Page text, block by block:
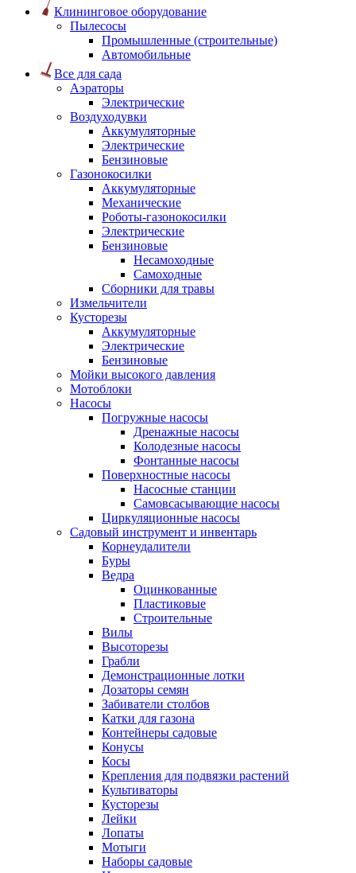
Клининговое оборудование
Пылесосы
Промышленные (строительные)
Автомобильные
Все для сада
Аэраторы
Электрические
Воздуходувки
Аккумуляторные
Электрические
Бензиновые
Газонокосилки
Аккумуляторные
Механические
Роботы-газонокосилки
Электрические
Бензиновые
Несамоходные
Самоходные
Сборники для травы
Измельчители
Кусторезы
Аккумуляторные
Электрические
Бензиновые
Мойки высокого давления
Мотоблоки
Насосы
Погружные насосы
Дренажные насосы
Колодезные насосы
Фонтанные насосы
Поверхностные насосы
Насосные станции
Самовсасывающие насосы
Циркуляционные насосы
Садовый инструмент и инвентарь
Корнеудалители
Буры
Ведра
Оцинкованные
Пластиковые
Строительные
Вилы
Высоторезы
Грабли
Демонстрационные лотки
Дозаторы семян
Забиватели столбов
Катки для газона
Контейнеры садовые
Конусы
Косы
Крепления для подвязки растений
Культиваторы
Кусторезы
Лейки
Лопаты
Мотыги
Наборы садовые